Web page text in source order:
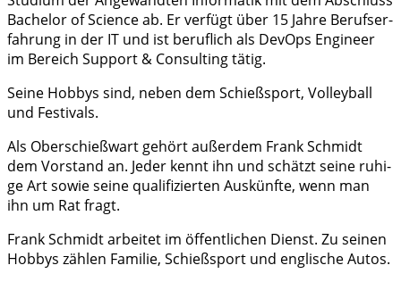
Bache­lor of Sci­enceab. Er ver­fügt über 15 Jah­re Berufs­er­
fah­rung in der IT und ist beruf­lich als DevOps Engi­neer
im Bereich Sup­port & Con­sul­ting tätig.
Sei­ne Hob­bys sind, neben dem Schieß­sport, Vol­ley­ball
und Festivals.
Als Ober­schieß­wart gehört außer­dem Frank Schmidt
dem Vor­stand an. Jeder kennt ihn und schätzt sei­ne ruhi­
ge Art sowie sei­ne qua­li­fi­zier­ten Aus­künf­te, wenn man
ihn um Rat fragt.
Frank Schmidt arbei­tet im öffent­li­chen Dienst. Zu sei­nen
Hob­bys zäh­len Fami­lie, Schieß­sport und eng­li­sche Autos.